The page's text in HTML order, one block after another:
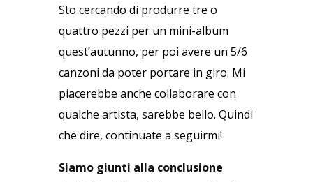
Sto cercando di produrre tre o
quattro pezzi per un mini-album
quest’autunno, per poi avere un 5/6
canzoni da poter portare in giro. Mi
piacerebbe anche collaborare con
qualche artista, sarebbe bello. Quindi
che dire, continuate a seguirmi!
Siamo giunti alla conclusione